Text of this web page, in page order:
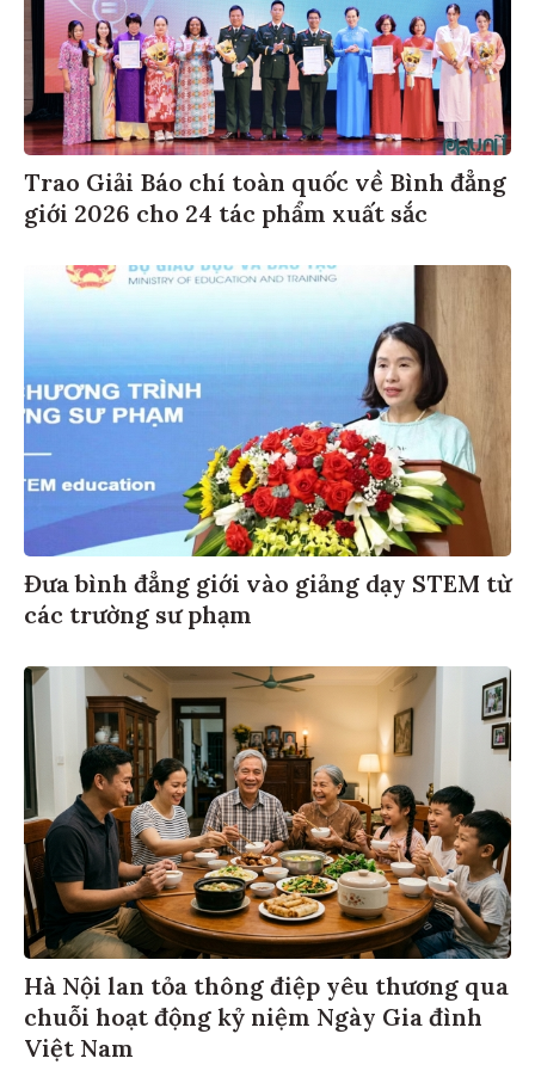
Trao Giải Báo chí toàn quốc về Bình đẳng
giới 2026 cho 24 tác phẩm xuất sắc
Đưa bình đẳng giới vào giảng dạy STEM từ
các trường sư phạm
Hà Nội lan tỏa thông điệp yêu thương qua
chuỗi hoạt động kỷ niệm Ngày Gia đình
Việt Nam